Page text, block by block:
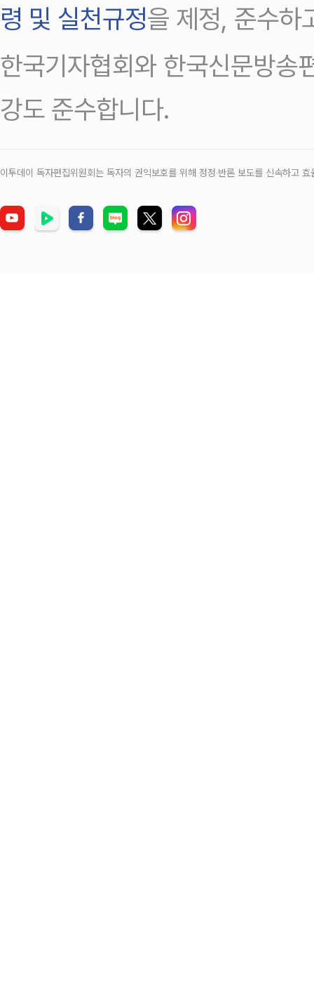
령 및 실천규정을 제정, 준수하
한국기자협회와 한국신문방송
강도 준수합니다.
이투데이 독자편집위원회는 독자의 권익보호를 위해 정정‧반론 보도를 신속하고